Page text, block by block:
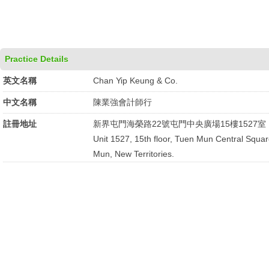
Practice Details
英文名稱 Chan Yip Keung & Co.
中文名稱 陳業強會計師行
註冊地址
新界屯門海榮路22號屯門中央廣場15樓1527室
Unit 1527, 15th floor, Tuen Mun Central
Mun, New Territories.